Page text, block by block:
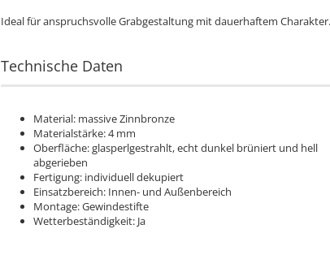
Ideal für anspruchsvolle Grabgestaltung mit dauerhaftem Charakter.
Technische Daten
Material: massive Zinnbronze
Materialstärke: 4 mm
Oberfläche: glasperlgestrahlt, echt dunkel brüniert und hell
abgerieben
Fertigung: individuell dekupiert
Einsatzbereich: Innen- und Außenbereich
Montage: Gewindestifte
Wetterbeständigkeit: Ja